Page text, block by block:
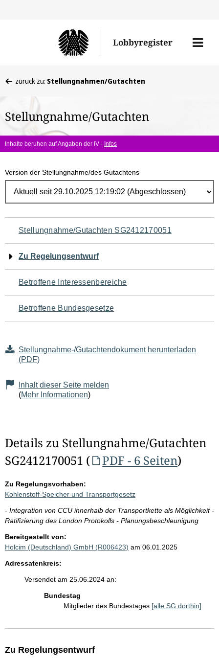
Lobbyregister
Menü
befinden
hier:
zurück zu: Stellungnahmen/Gutachten
Stellungnahme/Gutachten
Inhalte beruhen auf Angaben der IV - Infos
Version der Stellungnahme/des Gutachtens
Navigation
für
den
Seiteninhalt
Stellungnahme/Gutachten SG2412170051
Zu Regelungsentwurf
Betroffene Interessenbereiche
Betroffene Bundesgesetze
Stellungnahme-/Gutachtendokument herunterladen
(PDF)
Inhalt dieser Seite melden
(Mehr Informationen)
Details zu Stellungnahme/Gutachten
SG2412170051 (
PDF - 6 Seiten)
Zu Regelungsvorhaben:
Kohlenstoff-Speicher und Transportgesetz
- Integration von CCU innerhalb der Transportkette als Möglichkeit -
Ratifizierung des London Protokolls - Planungsbeschleunigung
Bereitgestellt von:
Holcim (Deutschland) GmbH (R006423) am 06.01.2025
Adressatenkreis:
Versendet am 25.06.2024 an:
Bundestag
Mitglieder des Bundestages [alle SG dorthin]
Zu Regelungsentwurf